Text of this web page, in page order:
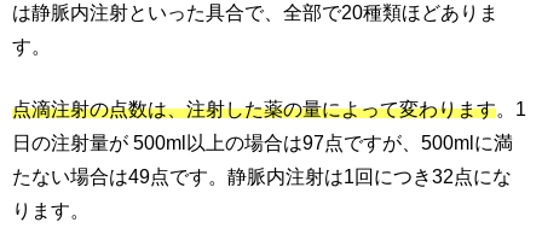
は静脈内注射といった具合で、全部で20種類ほどありま
す。
点滴注射の点数は、注射した薬の量によって変わります 。1
日の注射量が 500ml以上の場合は97点ですが、500mlに満
たない場合は49点です。静脈内注射は1回につき32点にな
ります。